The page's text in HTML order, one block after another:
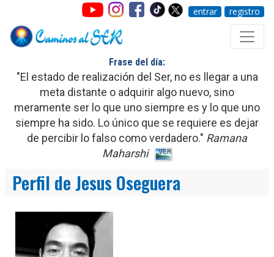
entrar registro
Frase del día:
"El estado de realización del Ser, no es llegar a una
meta distante o adquirir algo nuevo, sino
meramente ser lo que uno siempre es y lo que uno
siempre ha sido. Lo único que se requiere es dejar
de percibir lo falso como verdadero." Ramana
Maharshi
Perfil de Jesus Oseguera